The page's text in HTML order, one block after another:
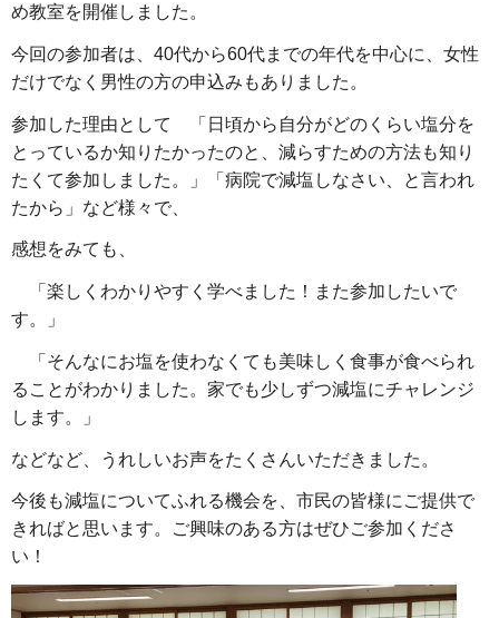
め教室を開催しました。
今回の参加者は、40代から60代までの年代を中心に、女性
だけでなく男性の方の申込みもありました。
参加した理由として 「日頃から自分がどのくらい塩分を
とっているか知りたかったのと、減らすための方法も知り
たくて参加しました。」「病院で減塩しなさい、と言われ
たから」など様々で、
感想をみても、
「楽しくわかりやすく学べました！また参加したいで
す。」
「そんなにお塩を使わなくても美味しく食事が食べられ
ることがわかりました。家でも少しずつ減塩にチャレンジ
します。」
などなど、うれしいお声をたくさんいただきました。
今後も減塩についてふれる機会を、市民の皆様にご提供で
きればと思います。ご興味のある方はぜひご参加くださ
い！